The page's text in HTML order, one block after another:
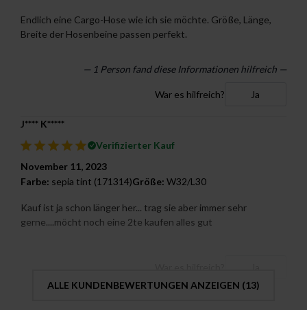
Endlich eine Cargo-Hose wie ich sie möchte. Größe, Länge,
Breite der Hosenbeine passen perfekt.
— 1 Person fand diese Informationen hilfreich —
War es hilfreich? Ja
J**** K*****
Verifizierter Kauf
November 11, 2023
Farbe: sepia tint (171314)Größe:W32/L30
Kauf ist ja schon länger her... trag sie aber immer sehr
gerne....möcht noch eine 2te kaufen alles gut
ALLE KUNDENBEWERTUNGEN ANZEIGEN (13)